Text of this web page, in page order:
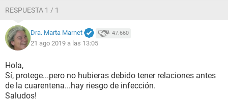
RESPUESTA 1 / 1
Dra. Marta Marnet 47.660
21 ago 2019 a las 13:05
Hola,
Sí, protege...pero no hubieras debido tener relaciones antes
de la cuarentena...hay riesgo de infección.
Saludos!